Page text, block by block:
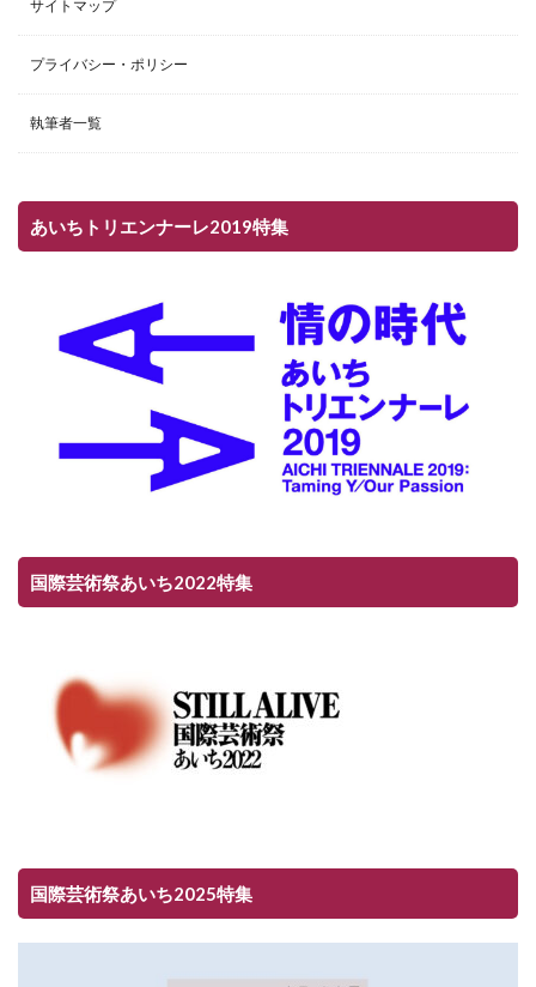
サイトマップ
プライバシー・ポリシー
執筆者一覧
あいちトリエンナーレ2019特集
国際芸術祭あいち2022特集
国際芸術祭あいち2025特集